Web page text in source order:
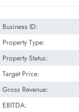
Business ID:
Property Type:
Property Status:
Target Price:
Gross Revenue:
EBITDA: